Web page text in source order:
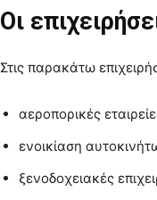
Οι
Στις παρακάτω
αεροπορικές
ενοικίαση
ξενοδοχειακές